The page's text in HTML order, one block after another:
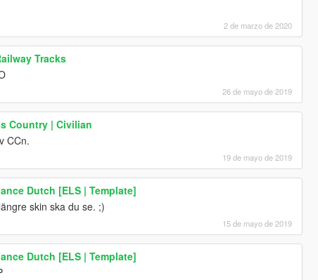
2 de marzo de 2020
Tracks
26 de mayo de 2019
Country | Civilian
CCn.
19 de mayo de 2019
Dutch [ELS | Template]
skin ska du se. ;)
15 de mayo de 2019
Dutch [ELS | Template]